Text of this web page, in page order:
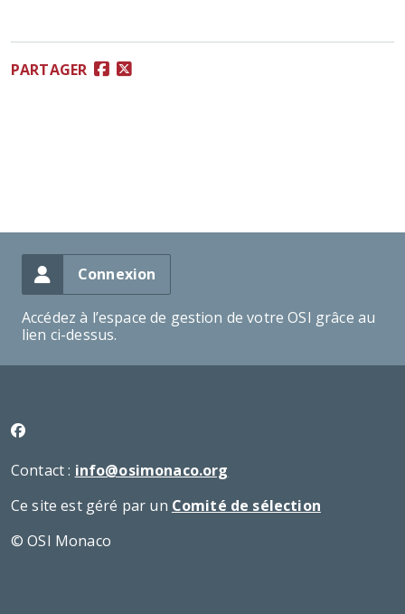
PARTAGER
Connexion
Accédez à l’espace de gestion de votre OSI grâce au
lien ci-dessus.
Contact : info@osimonaco.org
Ce site est géré par un Comité de sélection
© OSI Monaco